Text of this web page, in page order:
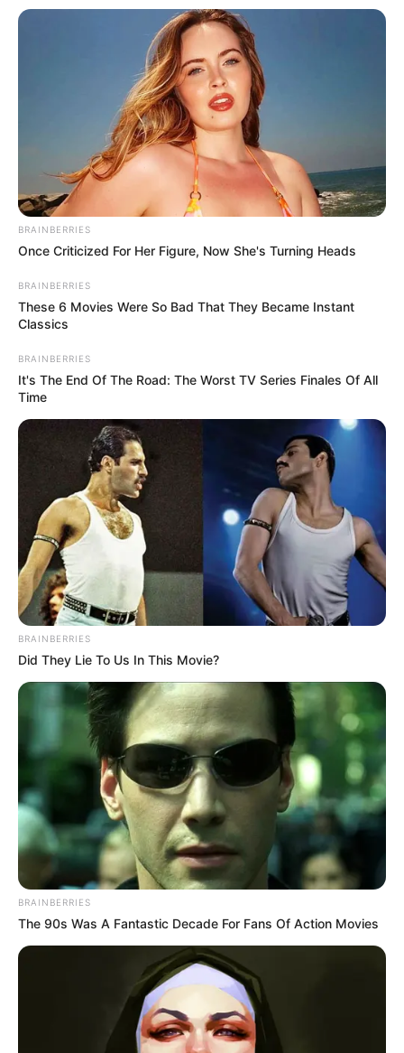
BRAINBERRIES
Once Criticized For Her Figure, Now She's Turning Heads
BRAINBERRIES
These 6 Movies Were So Bad That They Became Instant
Classics
BRAINBERRIES
It's The End Of The Road: The Worst TV Series Finales Of All
Time
BRAINBERRIES
Did They Lie To Us In This Movie?
BRAINBERRIES
The 90s Was A Fantastic Decade For Fans Of Action Movies